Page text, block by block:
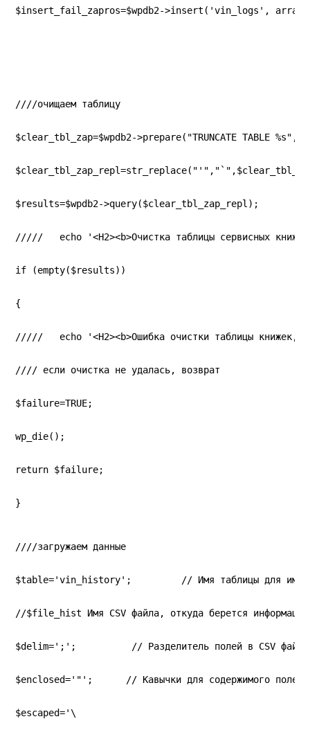
$insert_fail_zapros=$wpdb2->insert('vin_logs',
////очищаем таблицу
$clear_tbl_zap=$wpdb2->prepare("TRUNCATE TABLE
$results=$wpdb2->query($clear_tbl_zap_repl);
/////   echo '<H2><b>Очистка таблицы сервисных
if (empty($results))
{
/////   echo '<H2><b>Ошибка очистки таблицы книжек,
//// если очистка не удалась, возврат
$failure=TRUE;
wp_die();
return $failure;
}
////загружаем данные
$table='vin_history';         // Имя таблицы для
//$file_hist Имя CSV файла, откуда берется
$delim=';';          // Разделитель полей в CSV файле
$enclosed='"';      // Кавычки для содержимого полей
$escaped='\